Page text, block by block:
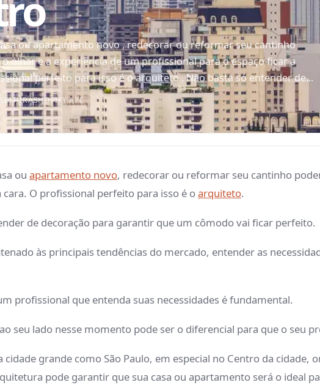
ou apartamento novo , redecorar ou reformar seu cantinho
olhar e a experiência de um profissional para o espaço ficar a
perfeito para isso é o arquiteto . Não basta só entender de...
SHOPIFY API
ou apartamento novo, redecorar ou reformar seu cantinho
cara. O profissional perfeito para isso é oarquiteto.
de decoração para garantir que um cômodo vai ficar perfeito.
às principais tendências do mercado, entender as
profissional que entenda suas necessidades é fundamental.
seu lado nesse momento pode ser o diferencial para que o seu
grande como São Paulo, em especial no Centro da cidade,
pode garantir que sua casa ou apartamento será o ideal